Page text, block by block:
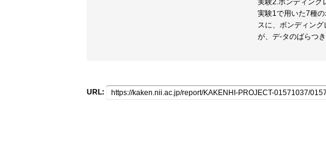
実験2.ボンディング
実験1で用いた7種
スに、ボンディン
が、デ-タのばらつ
URL: